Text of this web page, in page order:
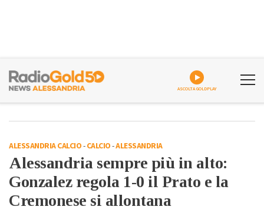
ALESSANDRIA CALCIO-CALCIO-ALESSANDRIA
Alessandria sempre più in alto:
Gonzalez regola 1-0 il Prato e la
Cremonese si allontana